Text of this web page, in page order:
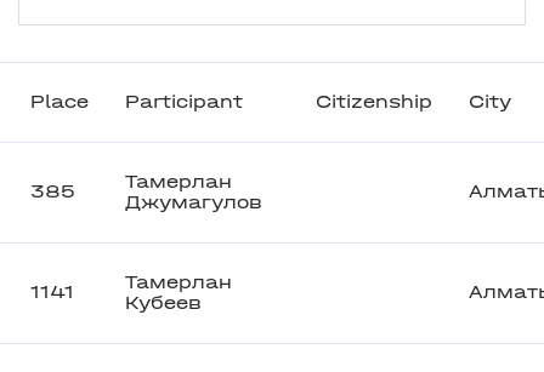
Place Participant Citizenship City
385
Тамерлан
Джумагулов
1141
Тамерлан
Кубеев